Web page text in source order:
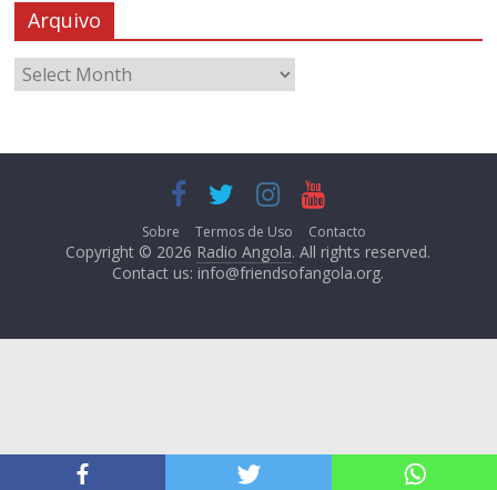
Arquivo
Sobre Termos de Uso Contacto
Copyright © 2026 Radio Angola. All rights reserved.
Contact us: info@friendsofangola.org.